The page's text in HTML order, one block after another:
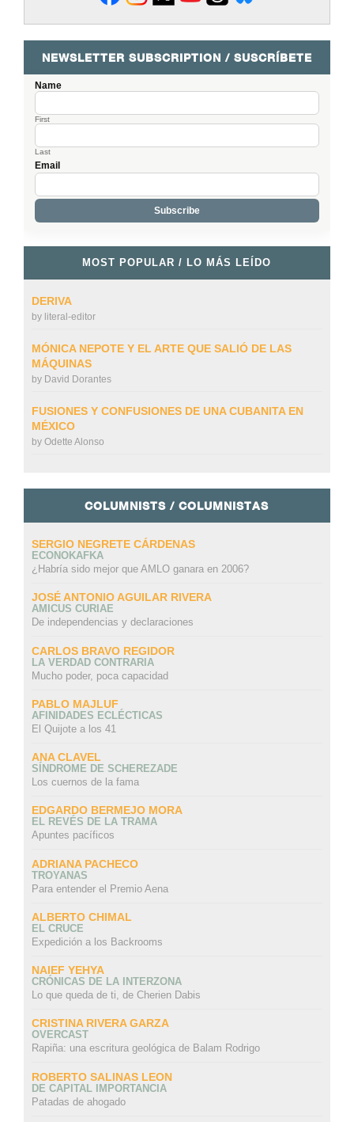
NEWSLETTER SUBSCRIPTION / SUSCRÍBETE
Name
First
Last
Email
MOST POPULAR / LO MÁS LEÍDO
DERIVA
by literal-editor
MÓNICA NEPOTE Y EL ARTE QUE SALIÓ DE LAS
MÁQUINAS
by David Dorantes
FUSIONES Y CONFUSIONES DE UNA CUBANITA EN
MÉXICO
by Odette Alonso
COLUMNISTS / COLUMNISTAS
SERGIO NEGRETE CÁRDENAS
ECONOKAFKA
¿Habría sido mejor que AMLO ganara en 2006?
JOSÉ ANTONIO AGUILAR RIVERA
AMICUS CURIAE
De independencias y declaraciones
CARLOS BRAVO REGIDOR
LA VERDAD CONTRARIA
Mucho poder, poca capacidad
PABLO MAJLUF
AFINIDADES ECLÉCTICAS
El Quijote a los 41
ANA CLAVEL
SÍNDROME DE SCHEREZADE
Los cuernos de la fama
EDGARDO BERMEJO MORA
EL REVÉS DE LA TRAMA
Apuntes pacíficos
ADRIANA PACHECO
TROYANAS
Para entender el Premio Aena
ALBERTO CHIMAL
EL CRUCE
Expedición a los Backrooms
NAIEF YEHYA
CRÓNICAS DE LA INTERZONA
Lo que queda de ti, de Cherien Dabis
CRISTINA RIVERA GARZA
OVERCAST
Rapiña: una escritura geológica de Balam Rodrigo
ROBERTO SALINAS LEON
DE CAPITAL IMPORTANCIA
Patadas de ahogado